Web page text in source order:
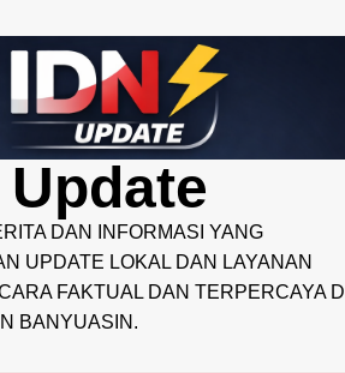
Update
DAN INFORMASI YANG
UPDATE LOKAL DAN LAYANAN
FAKTUAL DAN TERPERCAYA DI
BANYUASIN.